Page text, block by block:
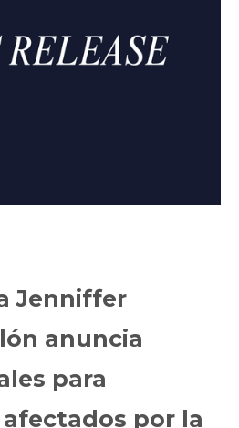
Jenniffer
anuncia
para
por la